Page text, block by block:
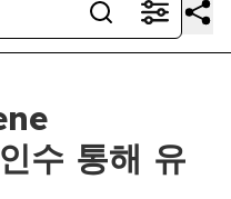
수 통해 유